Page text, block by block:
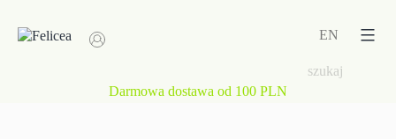
treści
EN
Darmowa dostawa od 100 PLN